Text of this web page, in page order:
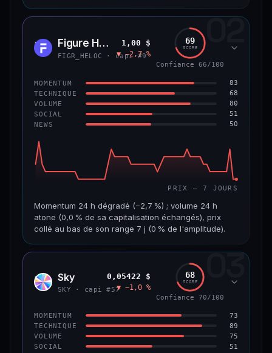
CAP. MARCHÉ VOLUME 24 H
VAR. 7 J VAR. 30 J
+2,0 %
VS ATH
−8,5 %
CONFIANCE 69/100
02
FIGR Figure Heloc
FIGR_HELOC · capi #9
1,00 $
▼ −2,7 %
69
SCORE
Confiance 66/100
MOMENTUM 83
TECHNIQUE 68
VOLUME 80
SOCIAL 51
NEWS 50
PRIX — 7 JOURS
Momentum 24 h dégradé (−2,7 %) ; volume 24 h
atone (0,0 % de sa capitalisation échangés), prix
collé au bas de son range 7 j (0 % de l'amplitude).
CAP. MARCHÉ VOLUME 24 H
VAR. 7 J VAR. 30 J
−3,2 %
VS ATH
−5,6 %
RANG CAPI.
#9
03
SKY Sky
SKY · capi #57
0,05422 $
▼ −1,0 %
68
SCORE
Confiance 70/100
MOMENTUM 73
TECHNIQUE 89
VOLUME 75
SOCIAL 51